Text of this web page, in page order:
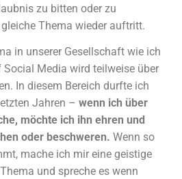
zu bitten oder zu
Thema wieder auftritt.
in unserer Gesellschaft wie ich
Media wird teilweise über
In diesem Bereich durfte ich
Jahren – wenn ich über
möchte ich ihn ehren und
oder beschweren. Wenn so
mache ich mir eine geistige
und spreche es wenn